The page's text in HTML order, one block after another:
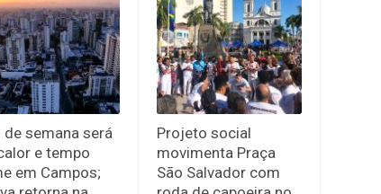
de semana será
e tempo
em Campos;
Projeto social
movimenta Praça
São Salvador com